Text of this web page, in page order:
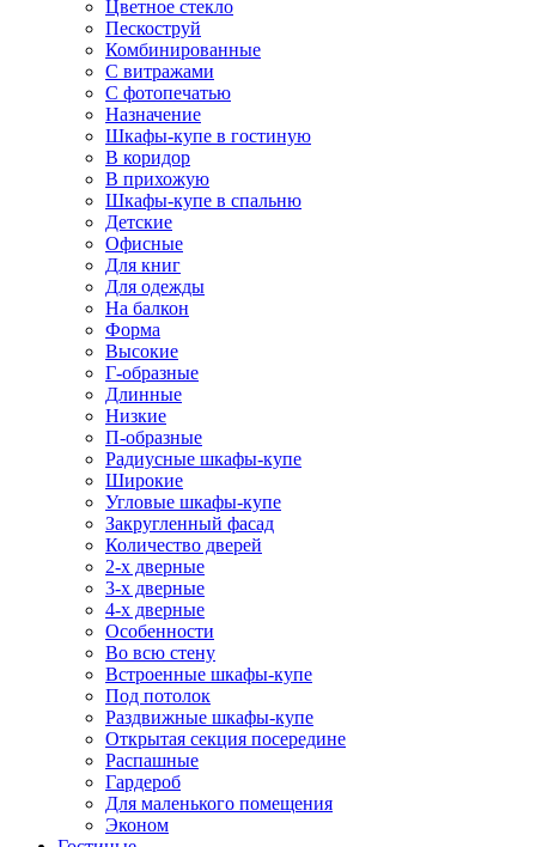
Цветное стекло
Пескоструй
Комбинированные
С витражами
С фотопечатью
Назначение
Шкафы-купе в гостиную
В коридор
В прихожую
Шкафы-купе в спальню
Детские
Офисные
Для книг
Для одежды
На балкон
Форма
Высокие
Г-образные
Длинные
Низкие
П-образные
Радиусные шкафы-купе
Широкие
Угловые шкафы-купе
Закругленный фасад
Количество дверей
2-х дверные
3-х дверные
4-х дверные
Особенности
Во всю стену
Встроенные шкафы-купе
Под потолок
Раздвижные шкафы-купе
Открытая секция посередине
Распашные
Гардероб
Для маленького помещения
Эконом